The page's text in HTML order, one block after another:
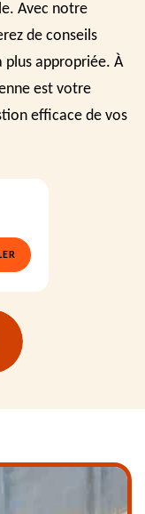
Avec notre
de conseils
plus appropriée. À
est votre
efficace de vos